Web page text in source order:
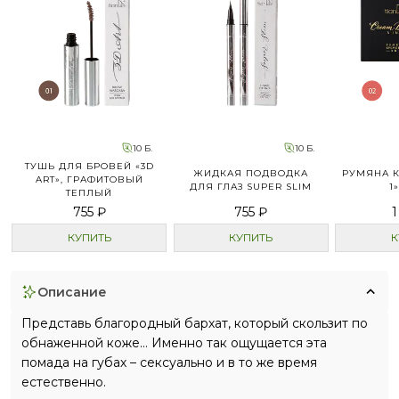
10 Б.
ТУШЬ ДЛЯ БРОВЕЙ «3D
ART», ГРАФИТОВЫЙ
ТЕПЛЫЙ
755 ₽
КУПИТЬ
10 Б.
ЖИДКАЯ ПОДВОДКА
ДЛЯ ГЛАЗ SUPER SLIM
755 ₽
КУПИТЬ
РУМЯНА
описание
Представь благородный бархат, который скользит по
обнаженной коже… Именно так ощущается эта
помада на губах – сексуально и в то же время
естественно.